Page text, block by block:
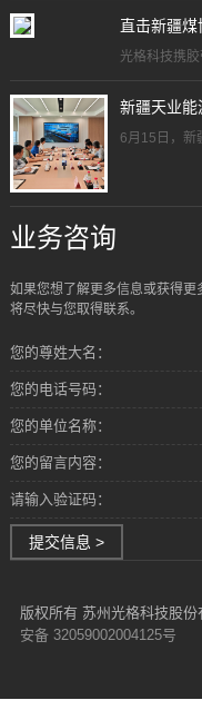
直击新疆煤
光格科技携
新疆天业能
6月15日，新
业务咨询
如果您想了解更多信息或获得更
将尽快与您取得联系。
您的尊姓大名：
您的电话号码：
您的单位名称：
您的留言内容：
请输入验证码：
提交信息 >
版权所有 苏州光格科技股份
安备 32059002004125号